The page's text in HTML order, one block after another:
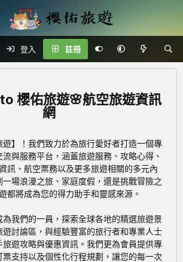
登入 註冊
櫻佑旅遊🌸航空旅遊資訊
網
】！我們致力於為旅行愛好者打造一個專
與服務平台，涵蓋旅遊服務、攻略心得、
訊、航空票務以及更多旅遊相關的多元內
場浪漫之旅、家庭度假，還是挑戰冒險之
都將成為您的得力助手和靈感來源。
為我們的一員，探索全球各地的精選旅遊景
討論區，與經驗豐富的旅行者和專業人士
旅遊攻略與優惠資訊。我們更為會員提供專
票支持以及個性化行程規劃，讓您的每一次